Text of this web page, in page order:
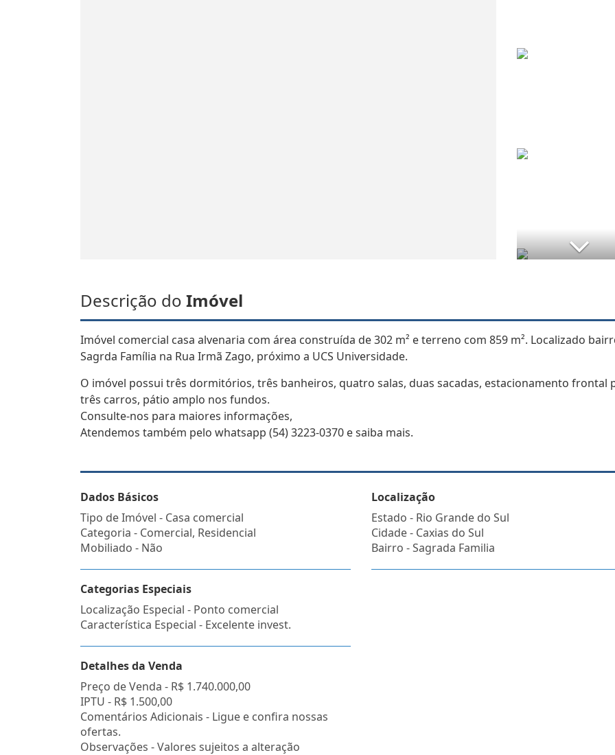
Descrição do Imóvel
Imóvel comercial casa alvenaria com área construída de 302 m² e terreno com 859 m². Localizado
Sagrda Família na Rua Irmã Zago, próximo a UCS Universidade.
O imóvel possui três dormitórios, três banheiros, quatro salas, duas sacadas, estacionamento frontal
três carros, pátio amplo nos fundos.
Consulte-nos para maiores informações,
Atendemos também pelo whatsapp (54) 3223-0370 e saiba mais.
Dados Básicos
Tipo de Imóvel - Casa comercial
Categoria - Comercial, Residencial
Mobiliado - Não
Categorias Especiais
Localização Especial - Ponto comercial
Característica Especial - Excelente invest.
Detalhes da Venda
Preço de Venda - R$ 1.740.000,00
IPTU - R$ 1.500,00
Comentários Adicionais - Ligue e confira nossas
ofertas.
Observações - Valores sujeitos a alteração
Localização
Estado - Rio Grande do Sul
Cidade - Caxias do Sul
Bairro -Sagrada Familia